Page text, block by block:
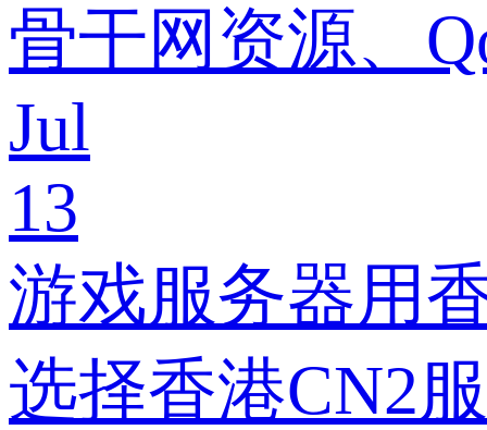
骨干网资源、
Jul
13
游戏服务器用
选择香港CN2